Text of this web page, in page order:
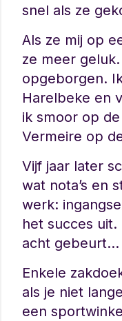
snel als ze
Als ze mij op
ze meer
opgeborgen.
Harelbeke en
ik smoor op
Vermeire op
Vijf jaar later
wat nota’s en
werk:
het succes
acht gebeurt…
Enkele
als je niet
een